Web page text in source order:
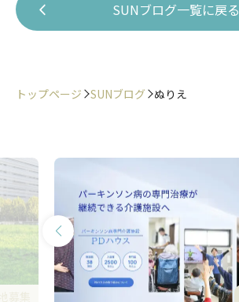
SUNブログ一覧に戻る
トップページ SUNブログ ぬりえ